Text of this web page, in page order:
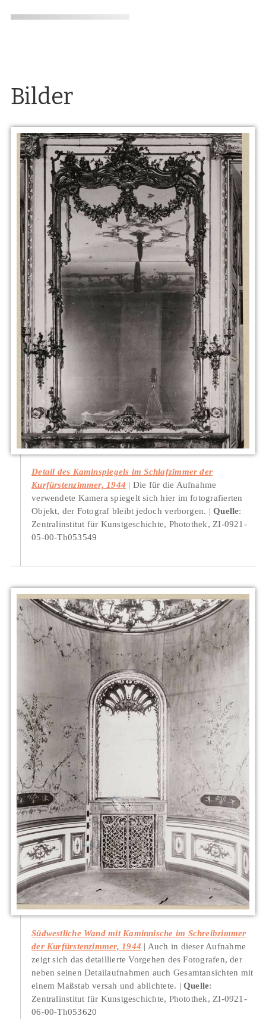
Bilder
Detail des Kaminspiegels im Schlafzimmer der
Kurfürstenzimmer, 1944
Die für die Aufnahme
verwendete Kamera spiegelt sich hier im fotografierten
Objekt, der Fotograf bleibt jedoch verborgen.
Quelle:
Zentralinstitut für Kunstgeschichte, Photothek, ZI-0921-
05-00-Th053549
Südwestliche Wand mit Kaminnische im Schreibzimmer
der Kurfürstenzimmer, 1944
Auch in dieser Aufnahme
zeigt sich das detaillierte Vorgehen des Fotografen, der
neben seinen Detailaufnahmen auch Gesamtansichten mit
einem Maßstab versah und ablichtete.
Quelle:
Zentralinstitut für Kunstgeschichte, Photothek, ZI-0921-
06-00-Th053620